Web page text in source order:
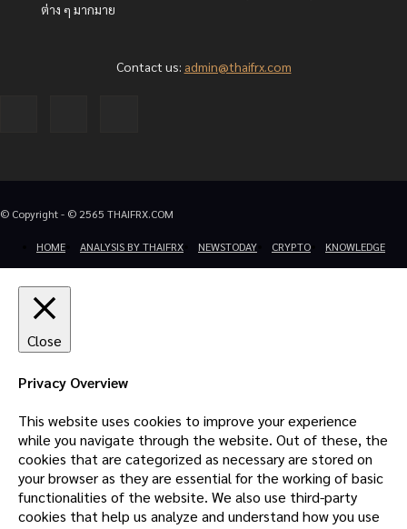
ต่าง ๆ มากมาย
Contact us: admin@thaifrx.com
© Copyright - © 2565 THAIFRX.COM
HOME ANALYSIS BY THAIFRX NEWSTODAY CRYPTO KNOWLEDGE
Close
Privacy Overview
This website uses cookies to improve your experience
while you navigate through the website. Out of these, the
cookies that are categorized as necessary are stored on
your browser as they are essential for the working of basic
functionalities of the website. We also use third-party
cookies that help us analyze and understand how you use